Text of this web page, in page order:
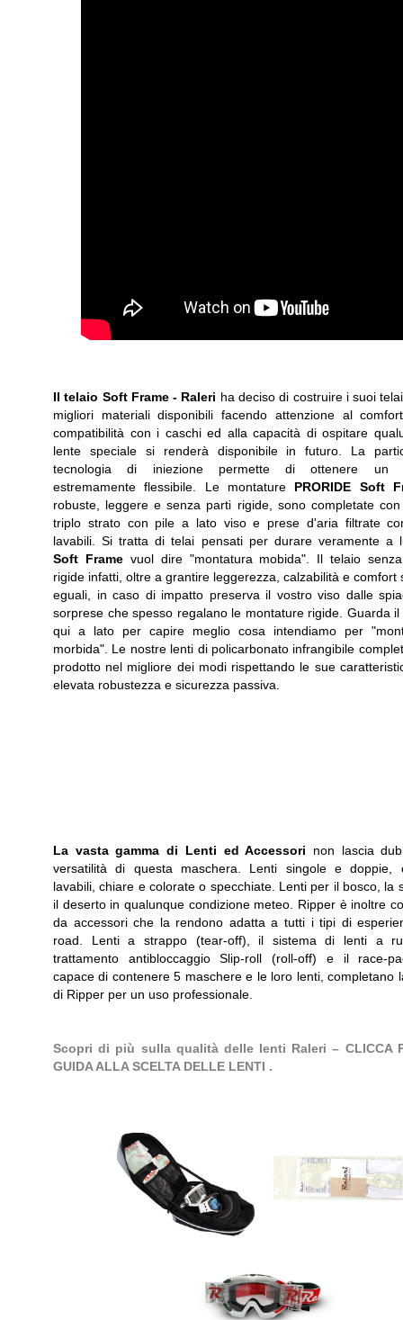
Il telaio Soft Frame - Raleri ha deciso di costruire i suoi
migliori materiali disponibili facendo attenzione al
compatibilità con i caschi ed alla capacità di ospitare
lente speciale si renderà disponibile in futuro. La
tecnologia di iniezione permette di ottenere un
estremamente flessibile. Le montature PRORIDE Soft
robuste, leggere e senza parti rigide, sono completate
triplo strato con pile a lato viso e prese d'aria filtrate
lavabili. Si tratta di telai pensati per durare veramente a
Soft Framevuol dire "montatura mobida". Il telaio
rigide infatti, oltre a grantire leggerezza, calzabilità e comfort
eguali, in caso di impatto preserva il vostro viso dalle
sorprese che spesso regalano le montature rigide. Guarda il
qui a lato per capire meglio cosa intendiamo per
morbida". Le nostre lenti di policarbonato infrangibile
prodotto nel migliore dei modi rispettando le sue
elevata robustezza e sicurezza passiva.
La vasta gamma di Lenti ed Accessori non lascia
versatilità di questa maschera. Lenti singole e doppie,
lavabili, chiare e colorate o specchiate. Lenti per il bosco, la
il deserto in qualunque condizione meteo. Ripper è inoltre
da accessori che la rendono adatta a tutti i tipi di
road. Lenti a strappo (tear-off), il sistema di lenti a
trattamento antibloccaggio Slip-roll (roll-off) e il race-
capace di contenere 5 maschere e le loro lenti, completano
di Ripper per un uso professionale.
Scopri di più sulla qualità delle lenti Raleri – CLICCA
GUIDA ALLA SCELTA DELLE LENTI .